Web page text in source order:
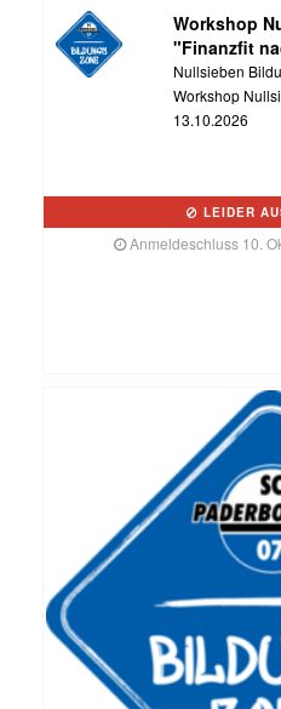
Workshop
"Finanzfit
Nullsieben
Workshop
13.10.2026
LEIDER
Anmeldeschluss 10.